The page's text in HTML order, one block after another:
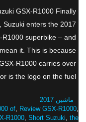
GSX-R1000 Finally
Suzuki enters the 2017
R1000 superbike – and
mean it. This is because
GSX-R1000 carries over
is the logo on the fuel […]
ماشین 2017
of,Review GSX-R1000
R1000,Short Suzuki,the